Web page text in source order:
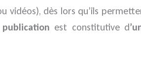
vidéos), dès lors qu’ils
est constitutive d